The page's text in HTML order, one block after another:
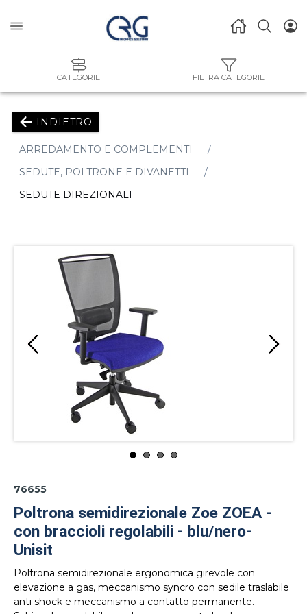
CATEGORIE FILTRA CATEGORIE
INDIETRO
ARREDAMENTO E COMPLEMENTI
SEDUTE, POLTRONE E DIVANETTI
SEDUTE DIREZIONALI
76655
Poltrona semidirezionale Zoe ZOEA -
con braccioli regolabili - blu/nero-
Unisit
Poltrona semidirezionale ergonomica girevole con
elevazione a gas, meccanismo syncro con sedile traslabile
anti shock e meccanismo a contatto permanente.